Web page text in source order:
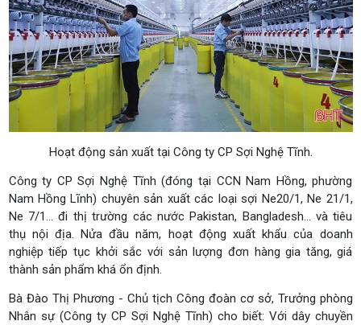
Hoạt động sản xuất tại Công ty CP Sợi Nghệ Tĩnh.
Công ty CP Sợi Nghệ Tĩnh (đóng tại CCN Nam Hồng, phường
Nam Hồng Lĩnh) chuyên sản xuất các loại sợi Ne20/1, Ne 21/1,
Ne 7/1… đi thị trường các nước Pakistan, Bangladesh... và tiêu
thụ nội địa. Nửa đầu năm, hoạt động xuất khẩu của doanh
nghiệp tiếp tục khởi sắc với sản lượng đơn hàng gia tăng, giá
thành sản phẩm khá ổn định.
Bà Đào Thị Phương - Chủ tịch Công đoàn cơ sở, Trưởng phòng
Nhân sự (Công ty CP Sợi Nghệ Tĩnh) cho biết: Với dây chuyền